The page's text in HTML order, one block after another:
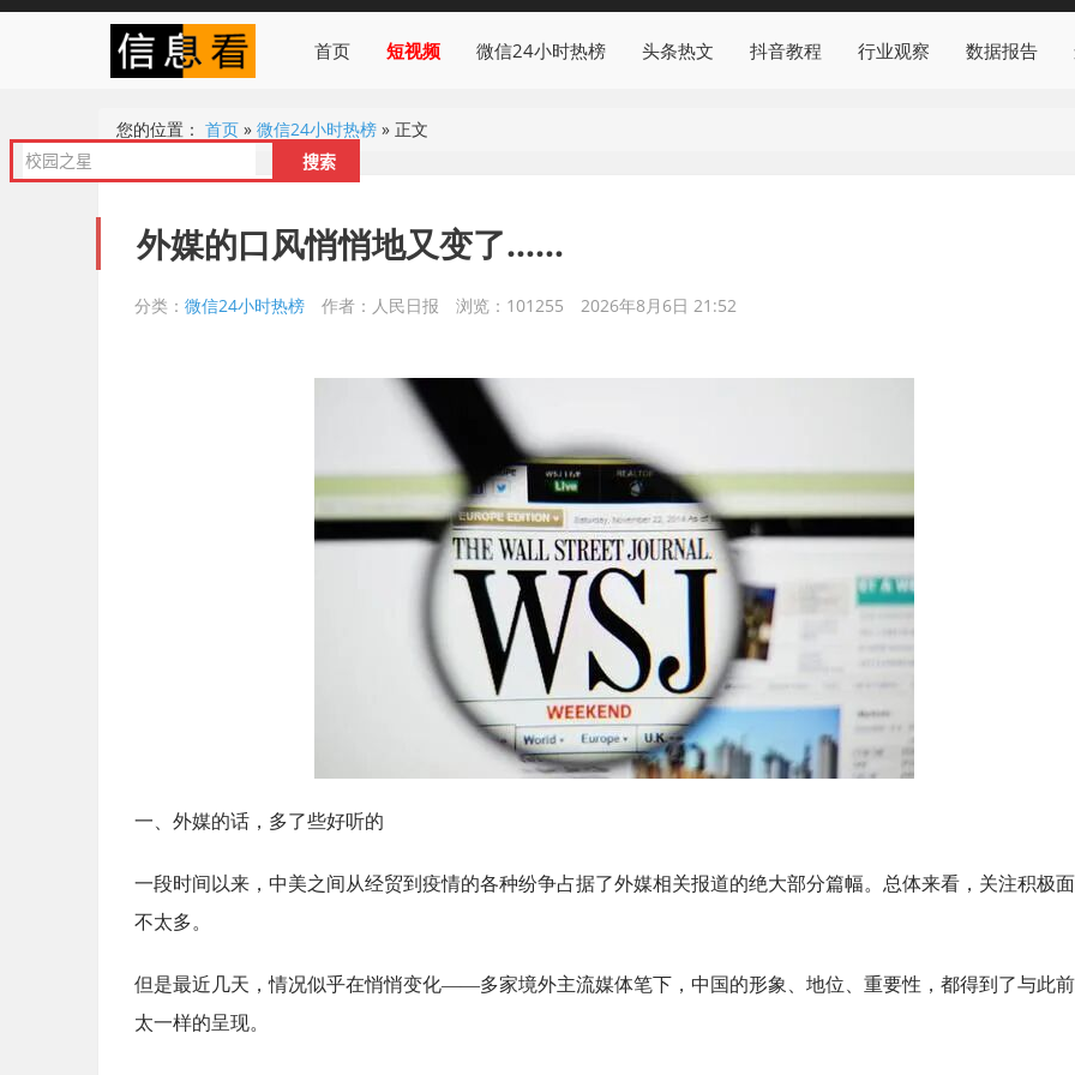
首页 短视频 微信24小时热榜 头条热文 抖音教程 行业观察 数据报告
您的位置： 首页 » 微信24小时热榜 » 正文
外媒的口风悄悄地又变了……
分类： 微信24小时热榜 作者：人民日报 浏览：101255 2026年8月6日 21:52
一、外媒的话，多了些好听的
一段时间以来，中美之间从经贸到疫情的各种纷争占据了外媒相关报道的绝大部分篇幅。总体来看，关注积极
不太多。
但是最近几天，情况似乎在悄悄变化——多家境外主流媒体笔下，中国的形象、地位、重要性，都得到了与此
太一样的呈现。